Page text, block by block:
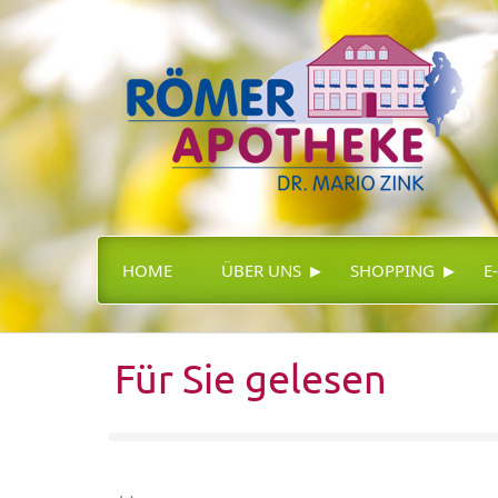
HOME ÜBER UNS ▸ SHOPPING ▸
Für Sie gelesen